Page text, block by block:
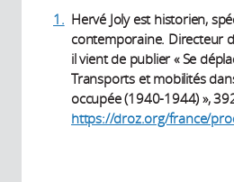
1. Hervé Joly est historien,
contemporaine. Directeur
il vient de publier « Se
Transports et mobilités
occupée (1940-1944) »,
https://droz.org/france/